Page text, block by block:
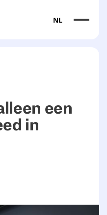
NL
een
in